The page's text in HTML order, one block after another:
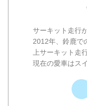
サーキット走行
2012年、鈴鹿で
上サーキット走
現在の愛車はス